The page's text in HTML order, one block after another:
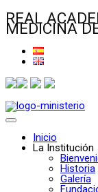
REAL
MEDICINA
Inicio
La Institución
Historia
Galería